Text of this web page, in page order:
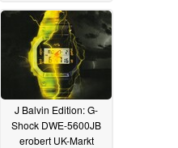
J Balvin Edition: G-
Shock DWE-5600JB
erobert UK-Markt